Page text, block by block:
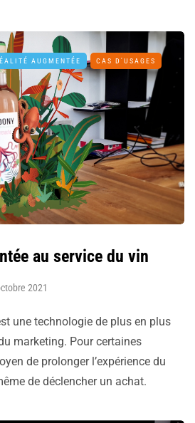
AUGMENTÉE CAS D'USAGES
au service du vin
2021
une technologie de plus en plus
marketing. Pour certaines
de prolonger l’expérience du
de déclencher un achat.